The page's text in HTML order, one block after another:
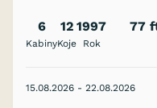
6
Kabiny
12
Koje
1997
Rok
77
15.08.2026 - 22.08.2026